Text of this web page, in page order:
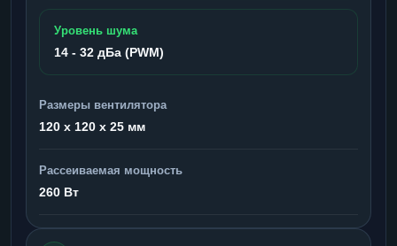
Уровень шума
14 - 32 дБа (PWM)
Размеры вентилятора
120 x 120 x 25 мм
Рассеиваемая мощность
260 Вт